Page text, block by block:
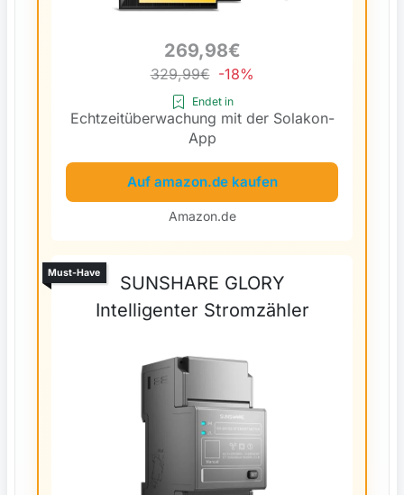
269,98€
329,99€ -18%
Endet in
Echtzeitüberwachung mit der Solakon-
App
Auf amazon.de kaufen
Amazon.de
SUNSHARE GLORY
Intelligenter Stromzähler
Must-Have